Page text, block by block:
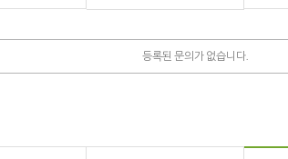
등록된 문의가 없습니다.